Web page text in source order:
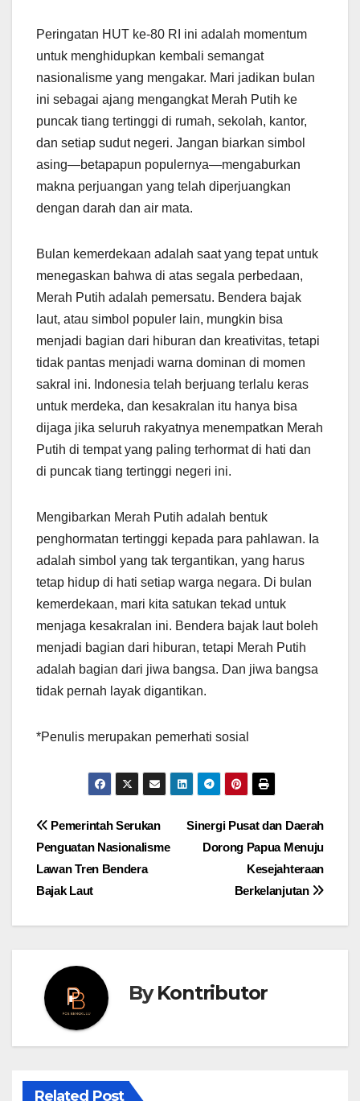
Peringatan HUT ke-80 RI ini adalah momentum
untuk menghidupkan kembali semangat
nasionalisme yang mengakar. Mari jadikan bulan
ini sebagai ajang mengangkat Merah Putih ke
puncak tiang tertinggi di rumah, sekolah, kantor,
dan setiap sudut negeri. Jangan biarkan simbol
asing—betapapun populernya—mengaburkan
makna perjuangan yang telah diperjuangkan
dengan darah dan air mata.
Bulan kemerdekaan adalah saat yang tepat untuk
menegaskan bahwa di atas segala perbedaan,
Merah Putih adalah pemersatu. Bendera bajak
laut, atau simbol populer lain, mungkin bisa
menjadi bagian dari hiburan dan kreativitas, tetapi
tidak pantas menjadi warna dominan di momen
sakral ini. Indonesia telah berjuang terlalu keras
untuk merdeka, dan kesakralan itu hanya bisa
dijaga jika seluruh rakyatnya menempatkan Merah
Putih di tempat yang paling terhormat di hati dan
di puncak tiang tertinggi negeri ini.
Mengibarkan Merah Putih adalah bentuk
penghormatan tertinggi kepada para pahlawan. Ia
adalah simbol yang tak tergantikan, yang harus
tetap hidup di hati setiap warga negara. Di bulan
kemerdekaan, mari kita satukan tekad untuk
menjaga kesakralan ini. Bendera bajak laut boleh
menjadi bagian dari hiburan, tetapi Merah Putih
adalah bagian dari jiwa bangsa. Dan jiwa bangsa
tidak pernah layak digantikan.
*Penulis merupakan pemerhati sosial
Post
navigation
Sinergi Pusat dan Daerah
Dorong Papua Menuju
Kesejahteraan
Berkelanjutan
Pemerintah Serukan
Penguatan Nasionalisme
Lawan Tren Bendera
Bajak Laut
ByKontributor
Related Post